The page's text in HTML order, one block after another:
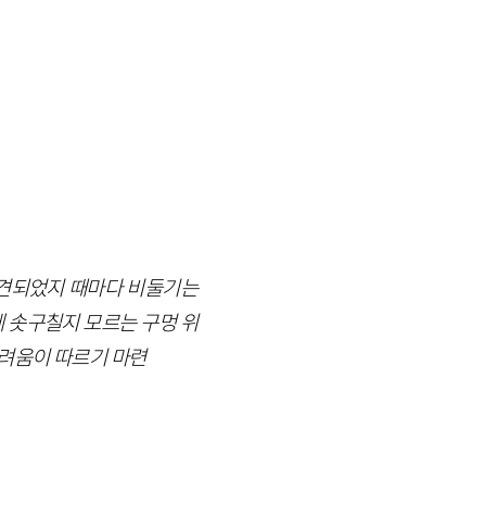
되었지 때마다 비둘기는
솟구칠지 모르는 구멍 위
움이 따르기 마련